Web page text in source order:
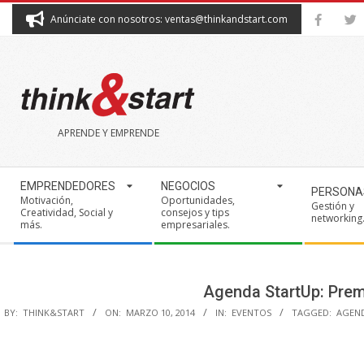
Anúnciate con nosotros: ventas@thinkandstart.com
THINK&START
APRENDE Y EMPRENDE
Navigation
Menu
EMPRENDEDORES
Motivación,
Creatividad, Social y
más.
NEGOCIOS
Oportunidades,
consejos y tips
empresariales.
Gestión y
networking.
Agenda StartUp:
BY: THINK&START ON: MARZO 10, 2014 IN: EVENTOS TAGGED: